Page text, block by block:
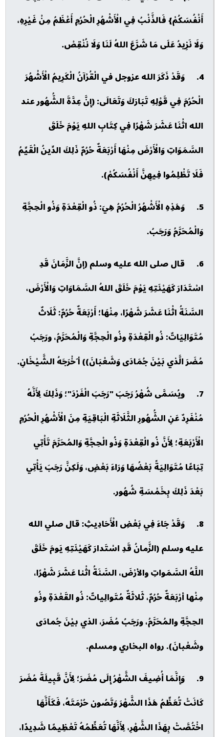
أَنْفُسَكُمْ} فَالذَّنْبُ فِي الْأَشْهُرِ الْحُرُمِ أَعْظَمُ مِنْ غَيْرِهِ،
وَلَا نَزِيدُ عَلَى مَا شَرَّعَ اللهُ لَنَا وَلَا نُنْقِصْ.
4. وَقَدْ ذَكَرَ الله عزوجل في الْقُرْآنُ الْكَرِيمُ الْأَشْهُرَ
الْحُرُمَ فِي قَوْلِهِ تَبَارَكَ وَتَعَالَى: (إِنَّ عِدَّةَ الشُّهُور عند
الله اثْنَا عَشَرَ شَهْرًا فِي كِتَابِ اللهِ يَوْمَ خَلَقَ
السَّمَوَاتِ وَالْأَرْضَ مِنْهَا أَرْبَعَةٌ حُرُمٌ ذَلِكَ الدِّينُ الْقَيِّمُ
فَلَا تَظْلِمُوا فِيهِنَّ أَنْفُسَكُمْ).
5. وَهَذِهِ الْأَشْهُرُ الْحُرُمُ هِيَ: ذُو الْقِعْدَةِ وَذُو الْحِجَّةِ
وَالْمُحَرَّمُ وَرَجَبُ.
6. قال صلى الله عليه وسلم (إنَّ الزَّمَانَ قَدِ
اسْتَدَارَ كَهَيْئَتِهِ يَوْمَ خَلَقَ اللهُ السَّمَاوَاتِ وَالْأَرْضَ،
السَّنَةُ اثْنَا عَشَرَ شَهْرًا، مِنْهَا؛ أَرْبَعَةٌ حُرُمٌ: ثَلَاثٌ
مُتَوَالِيَاتٌ: ذُو الْقِعْدَةِ وذُو الْحِجَّةِ وَالْمُحَرَّمُ، ورَجَبُ
مُضَرَ الَّذي بَيْنَ جُمَادَى وَشَعْبَانَ)) أ َخْرَجَهُ الشَّيْخَانِ.
7. ويُسَمَّى شُهْرُ رَجَبَ "رَجَبَ الْفَرْدَ"؛ وَذَلِكَ لِأَنَّهُ
مُنْفَرِدٌ عَنِ الشُّهُورِ الثَّلَاثَةِ الْبَاقِيَةِ مِنَ الْأَشْهُرِ الْحُرُمِ
الْأَرْبَعَةِ؛ لِأَنَّ ذُو الْقِعْدَةِ وَذُو الْحِجَّةِ وَالمُحَرَّمَ تَأْتِي
تِبَاعًا مُتَوَالِيَةً بَعْضُهَا وَرَاءَ بَعْضٍ، وَلَكِنَّ رَجَبَ يَأْتِي
بَعْدَ ذَلِكَ بِخَمْسَةِ شُهُور.
8. وَقَدْ جَاءَ فِي بَعْضِ الْأَحَادِيثِ: قال صلي الله
عليه وسلم (الزَّمانُ قَدِ اسْتَدارَ كَهَيْئَتِهِ يَومَ خَلَقَ
اللَّهُ السَّمَواتِ والأرْضَ، السَّنَةُ اثْنا عَشَرَ شَهْرًا،
مِنْها أرْبَعَةٌ حُرُمٌ، ثَلاثَةٌ مُتَوالِياتٌ: ذُو القَعْدَةِ وذُو
الحِجَّةِ والمُحَرَّمُ، ورَجَبُ مُضَرَ، الذي بيْنَ جُمادَى
وشَعْبانَ). رواه البخاري ومسلم.
9. وَإِنَّمَا أُضِيفَ الشَّهْرُ إِلَى مُضَرَ؛ لِأَنَّ قَبِيلَةَ مُضَرَ
كَانَتْ تُعَظِّمُ هَذَا الشَّهْرَ وَتَصُون حُرْمَتَهُ، فَكَأَنَّهَا
اخْتُصَّتْ بِهَذَا الشَّهْرِ، لِأَنَّهَا تُعَظِّمُهُ تَعْظِيمًا شَدِيدًا،